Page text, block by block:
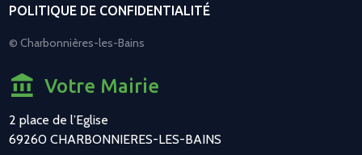
POLITIQUE DE CONFIDENTIALITÉ
© Charbonnières-les-Bains
Votre Mairie
2 place de l’Eglise
69260 CHARBONNIERES-LES-BAINS